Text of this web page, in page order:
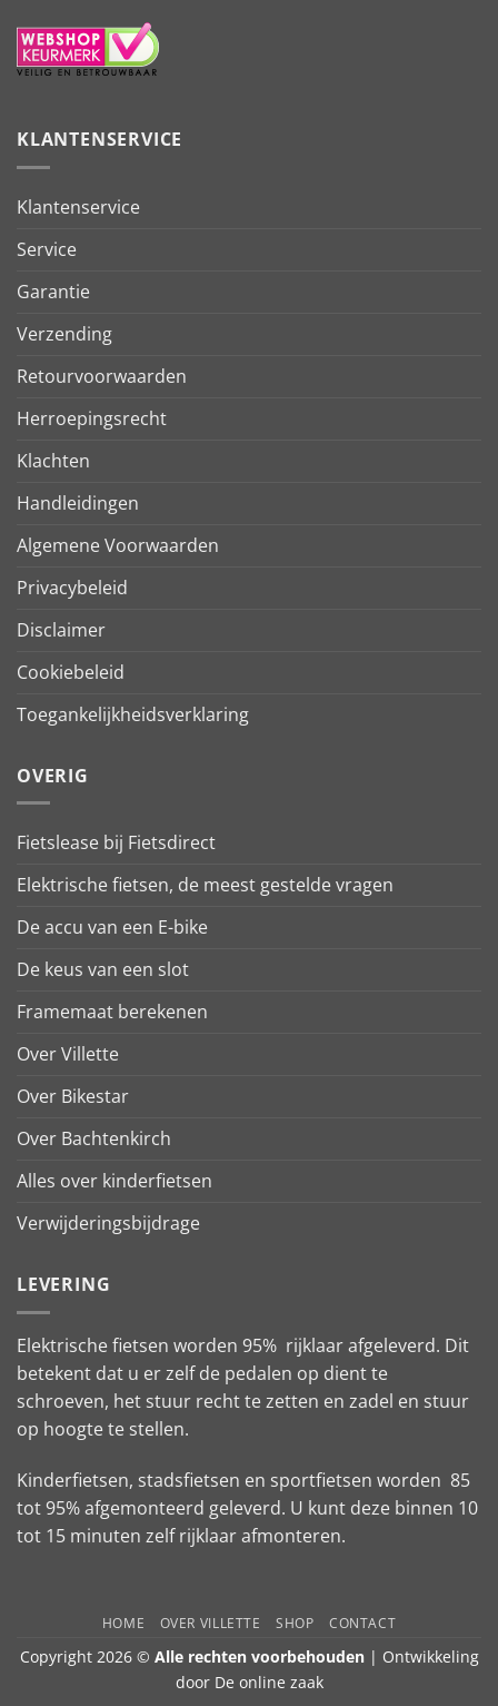
KLANTENSERVICE
Klantenservice
Service
Garantie
Verzending
Retourvoorwaarden
Herroepingsrecht
Klachten
Handleidingen
Algemene Voorwaarden
Privacybeleid
Disclaimer
Cookiebeleid
Toegankelijkheidsverklaring
OVERIG
Fietslease bij Fietsdirect
Elektrische fietsen, de meest gestelde vragen
De accu van een E-bike
De keus van een slot
Framemaat berekenen
Over Villette
Over Bikestar
Over Bachtenkirch
Alles over kinderfietsen
Verwijderingsbijdrage
LEVERING
Elektrische fietsen worden 95% rijklaar afgeleverd. Dit
betekent dat u er zelf de pedalen op dient te
schroeven, het stuur recht te zetten en zadel en stuur
op hoogte te stellen.
Kinderfietsen, stadsfietsen en sportfietsen worden 85
tot 95% afgemonteerd geleverd. U kunt deze binnen 10
tot 15 minuten zelf rijklaar afmonteren.
HOME OVER VILLETTE SHOP CONTACT
Copyright 2026 © Alle rechten voorbehouden| Ontwikkeling
door De online zaak